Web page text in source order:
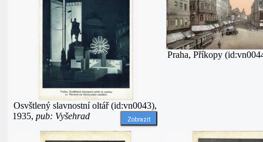
Osvštlený slavnostní oltář (id:vn0043),
1935, pub: Vyšehrad Zobrazit
Praha, Příkopy